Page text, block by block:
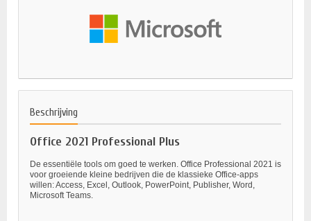
Beschrijving
Office 2021 Professional Plus
De essentiële tools om goed te werken. Office Professional 2021 is
voor groeiende kleine bedrijven die de klassieke Office-apps
willen: Access, Excel, Outlook, PowerPoint, Publisher, Word,
Microsoft Teams.